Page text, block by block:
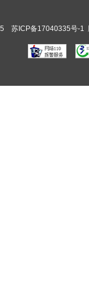
苏ICP备17040335号-1